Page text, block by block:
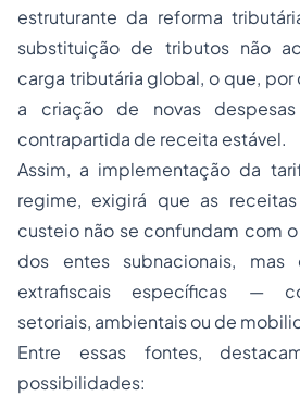
estruturante da reforma
substituição de tributos não
carga tributária global, o que,
a criação de novas
contrapartida de receita estável.
Assim, a implementação da
regime, exigirá que as
custeio não se confundam com
dos entes subnacionais,
extrafiscais específicas —
setoriais, ambientais ou de
Entre essas fontes,
possibilidades: